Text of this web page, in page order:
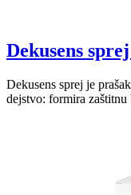
Dekusens
Dekusens sprej je
dejstvo: formira zaštitnu